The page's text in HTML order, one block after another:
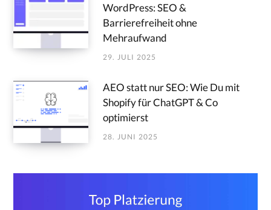
WordPress: SEO &
Barrierefreiheit ohne
Mehraufwand
29. JULI 2025
AEO statt nur SEO: Wie Du mit
Shopify für ChatGPT & Co
optimierst
28. JUNI 2025